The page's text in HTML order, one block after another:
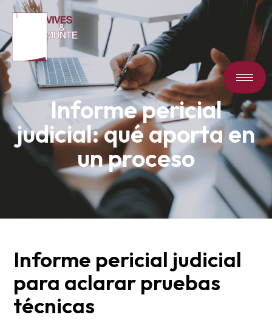
Informe pericial
judicial: qué aporta en
un proceso
Informe pericial judicial
para aclarar pruebas
técnicas